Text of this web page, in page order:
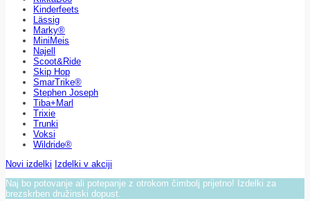
Kinderfeets
Lässig
Marky®
MiniMeis
Najell
Scoot&Ride
Skip Hop
SmarTrike®
Stephen Joseph
Tiba+Marl
Trixie
Trunki
Voksi
Wildride®
Novi izdelki Izdelki v akciji
Naj bo potovanje ali potepanje z otrokom čimbolj prijetno! Izdelki za
brezskrben družinski dopust.